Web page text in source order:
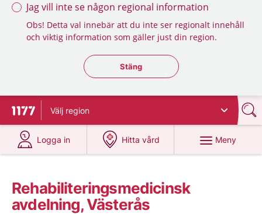
Jag vill inte se någon regional information
Obs! Detta val innebär att du inte ser regionalt innehåll
och viktig information som gäller just din region.
Stäng regionsväljaren
Stäng
Till startsidan för 1177
Välj region
Logga in
på 1177.se
Hitta vård
på 1177.se
Meny
Rehabiliteringsmedicinsk
avdelning, Västerås